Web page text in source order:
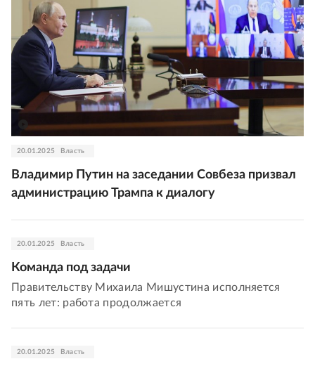
20.01.2025 Власть
Владимир Путин на заседании Совбеза призвал
администрацию Трампа к диалогу
20.01.2025 Власть
Команда под задачи
Правительству Михаила Мишустина исполняется
пять лет: работа продолжается
20.01.2025 Власть